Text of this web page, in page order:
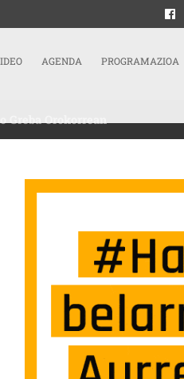
AGENDA PROGRAMAZIOA
Greba Orokorrean
GAZTEEK URTARRILAREN